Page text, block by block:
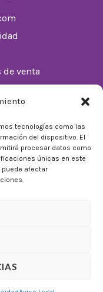
tecnologías como las
del dispositivo. El
procesar datos como
únicas en este
puede afectar
de venta
a 22:00
Factory
por